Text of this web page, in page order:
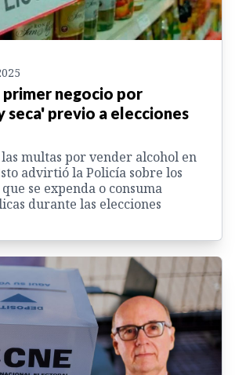
primer negocio por
seca' previo a elecciones
las multas por vender alcohol en
advirtió la Policía sobre los
se expenda o consuma
durante las elecciones